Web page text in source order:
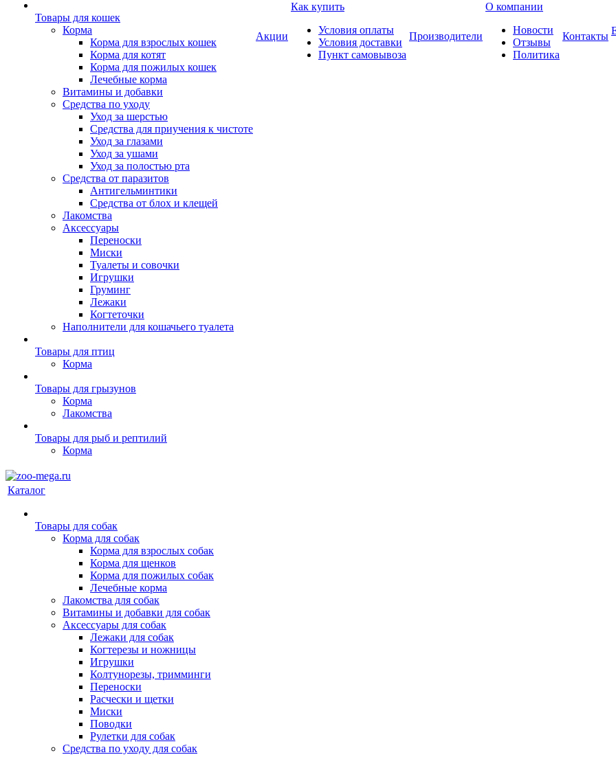
Товары для кошек
Корма
Корма для взрослых кошек
Корма для котят
Корма для пожилых кошек
Лечебные корма
Витамины и добавки
Средства по уходу
Уход за шерстью
Средства для приучения к чистоте
Уход за глазами
Уход за ушами
Уход за полостью рта
Средства от паразитов
Антигельминтики
Средства от блох и клещей
Лакомства
Аксессуары
Переноски
Миски
Туалеты и совочки
Игрушки
Груминг
Лежаки
Когтеточки
Наполнители для кошачьего туалета
Товары для птиц
Корма
Товары для грызунов
Корма
Лакомства
Товары для рыб и рептилий
Корма
Акции
Как купить
Условия оплаты
Условия доставки
Пункт самовывоза
Производители
О компании
Новости
Отзывы
Политика
Контакты
Каталог
Товары для собак
Корма для собак
Корма для взрослых собак
Корма для щенков
Корма для пожилых собак
Лечебные корма
Лакомства для собак
Витамины и добавки для собак
Аксессуары для собак
Лежаки для собак
Когтерезы и ножницы
Игрушки
Колтунорезы, тримминги
Переноски
Расчески и щетки
Миски
Поводки
Рулетки для собак
Средства по уходу для собак